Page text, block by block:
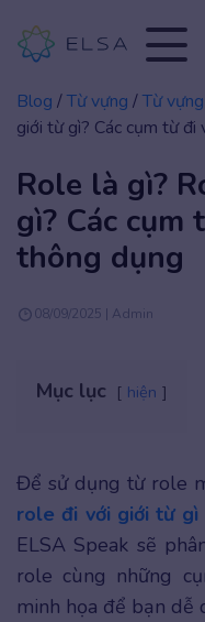
Blog /Từ vựng /Từ
giới từ gì? Các cụm từ
Role là gì?
gì? Các cụm
thông dụng
08/09/2025 | Admin
Mục lục hiện
Để sử dụng từ role
role đi với giới từ gì
ELSA Speak sẽ
role cùng những
minh họa để bạn dễ